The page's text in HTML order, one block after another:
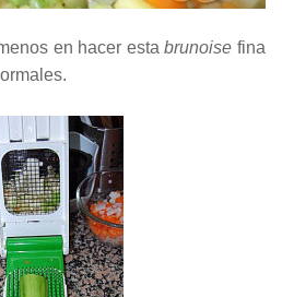
en hacer estabrunoise fina